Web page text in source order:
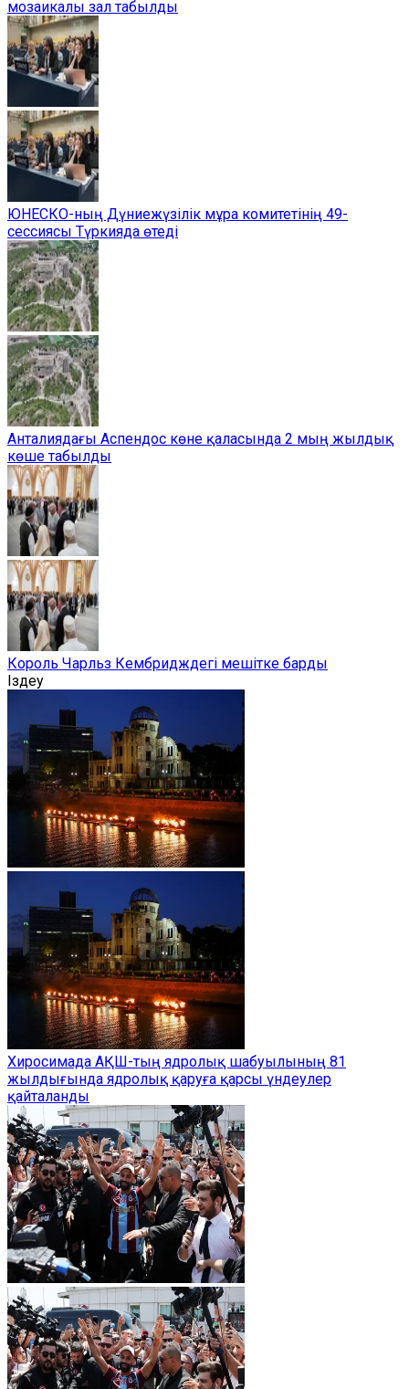
мозаикалы зал табылды
ЮНЕСКО-ның Дүниежүзілік мұра комитетінің 49-
сессиясы Түркияда өтеді
Анталиядағы Аспендос көне қаласында 2 мың жылдық
көше табылды
Король Чарльз Кембридждегі мешітке барды
Іздеу
Хиросимада АҚШ-тың ядролық шабуылының 81
жылдығында ядролық қаруға қарсы үндеулер
қайталанды